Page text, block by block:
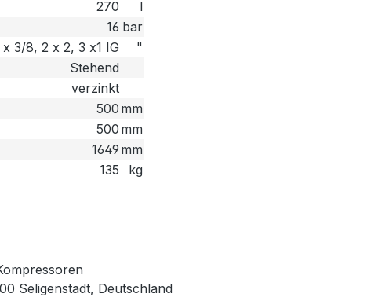
270
l
16 bar
x 3/8, 2 x 2, 3 x1 IG
"
Stehend
verzinkt
500 mm
500 mm
1649 mm
135 kg
Seligenstadt, Deutschland